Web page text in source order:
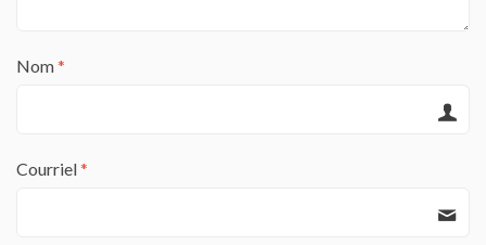
Nom*
Courriel*